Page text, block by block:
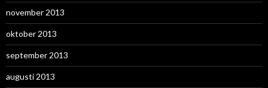
november 2013
oktober 2013
september 2013
augusti 2013